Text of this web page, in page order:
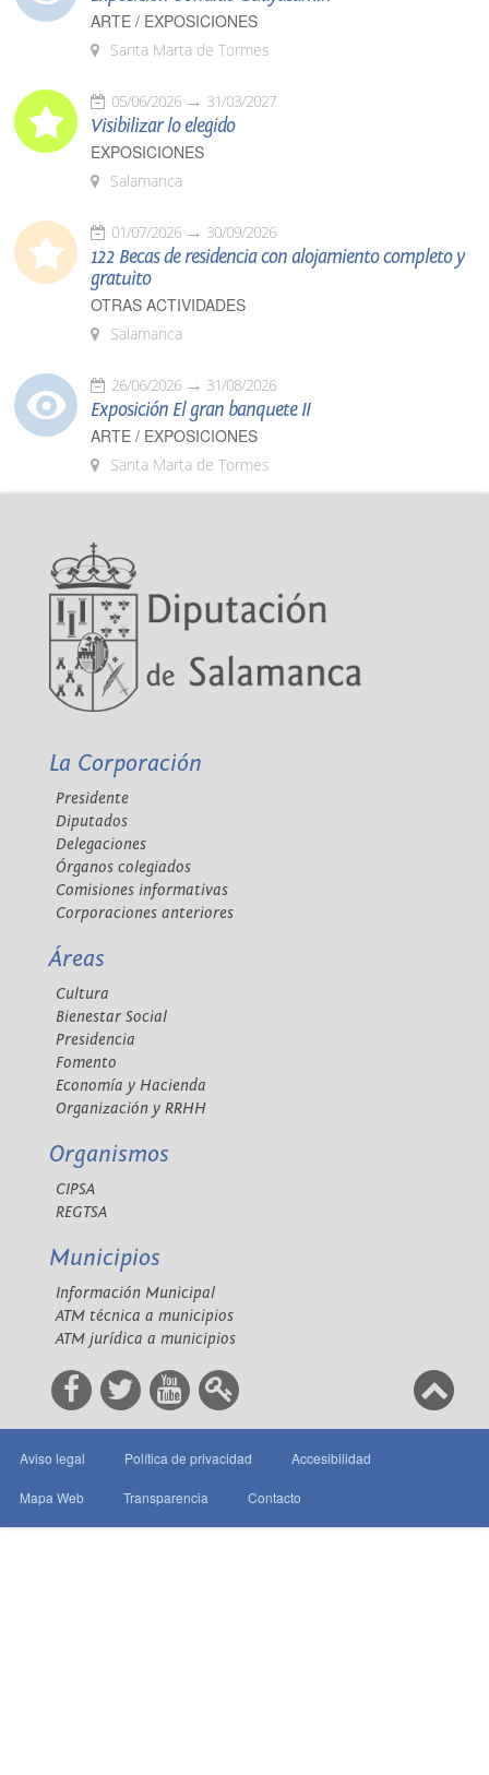
ARTE / EXPOSICIONES
Santa Marta de Tormes
05/06/2026 31/03/2027
Visibilizar lo elegido
EXPOSICIONES
Salamanca
01/07/2026 30/09/2026
122 Becas de residencia con alojamiento completo y
gratuito
OTRAS ACTIVIDADES
Salamanca
26/06/2026 31/08/2026
Exposición El gran banquete II
ARTE / EXPOSICIONES
Santa Marta de Tormes
La Corporación
Presidente
Diputados
Delegaciones
Órganos colegiados
Comisiones informativas
Corporaciones anteriores
Áreas
Cultura
Bienestar Social
Presidencia
Fomento
Economía y Hacienda
Organización y RRHH
Organismos
CIPSA
REGTSA
Municipios
Información Municipal
ATM técnica a municipios
ATM jurídica a municipios
Aviso legal Política de privacidad Accesibilidad
Mapa Web Transparencia Contacto